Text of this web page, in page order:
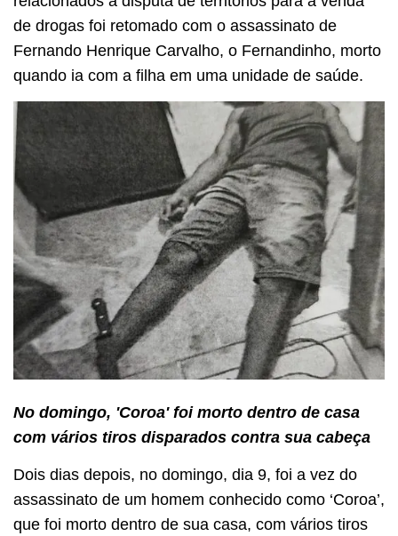
de drogas foi retomado com o assassinato de
Fernando Henrique Carvalho, o Fernandinho, morto
quando ia com a filha em uma unidade de saúde.
No domingo, 'Coroa' foi morto dentro de casa
com vários tiros disparados contra sua cabeça
Dois dias depois, no domingo, dia 9, foi a vez do
assassinato de um homem conhecido como ‘Coroa’,
que foi morto dentro de sua casa, com vários tiros